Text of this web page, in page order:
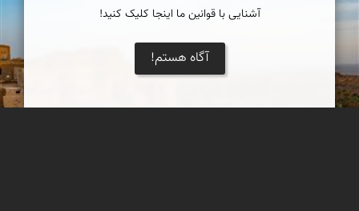
آشنایی با قوانین ما اینجا کلیک کنید!
آگاه هستم!